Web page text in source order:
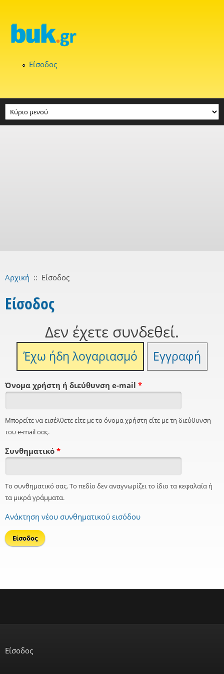
Είσοδος
Αρχική :: Είσοδος
Είσοδος
Δεν έχετε συνδεθεί.
Έχω ήδη λογαριασμό Εγγραφή
Όνομα χρήστη ή διεύθυνση e-mail *
Μπορείτε να εισέλθετε είτε με το όνομα χρήστη είτε με τη διεύθυνση
του e-mail σας.
Συνθηματικό *
Το συνθηματικό σας. Το πεδίο δεν αναγνωρίζει το ίδιο τα κεφαλαία ή
τα μικρά γράμματα.
Ανάκτηση νέου συνθηματικού εισόδου
Είσοδος